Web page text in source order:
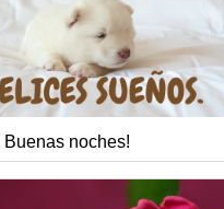
Buenas noches!